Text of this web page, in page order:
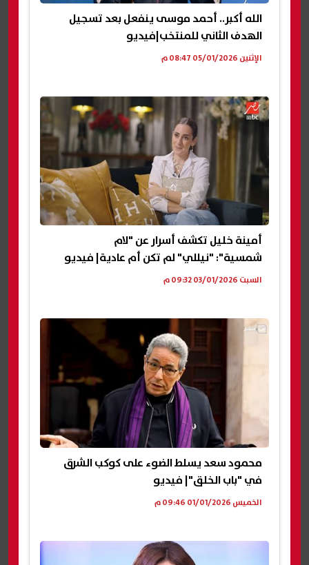
الله أكبر.. أحمد موسى ينفعل بعد تسجيل
الهدف الثاني للمنتخب|فيديو
الإثنين 05/01/2026 08:47 م
أمينة خليل تكشف أسرار عن "لام
شمسية": "نيللي" لم تكن أم عادية| فيديو
السبت 03/01/2026 09:32 م
محمود سعد يسلط الضوء على كوكب الشرق
في "باب الخلق"| فيديو
الخميس 01/01/2026 09:46 م